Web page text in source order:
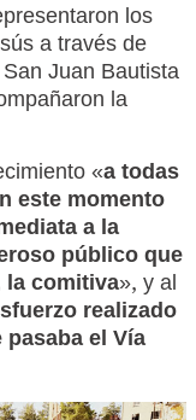
los
a través de
Juan Bautista
la
«a todas
este momento
a la
público que
la comitiva», y al
realizado
el Vía